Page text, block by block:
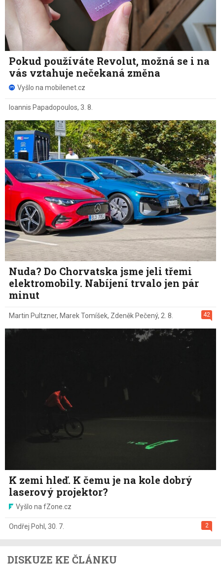
Pokud používáte Revolut, možná se i na
vás vztahuje nečekaná změna
Vyšlo na mobilenet.cz
Ioannis Papadopoulos, 3. 8.
Nuda? Do Chorvatska jsme jeli třemi
elektromobily. Nabíjení trvalo jen pár
minut
42
Martin Pultzner, Marek Tomíšek, Zdeněk Pečený, 2. 8.
K zemi hleď. K čemu je na kole dobrý
laserový projektor?
Vyšlo na fZone.cz
2
Ondřej Pohl , 30. 7.
DISKUZE KE ČLÁNKU